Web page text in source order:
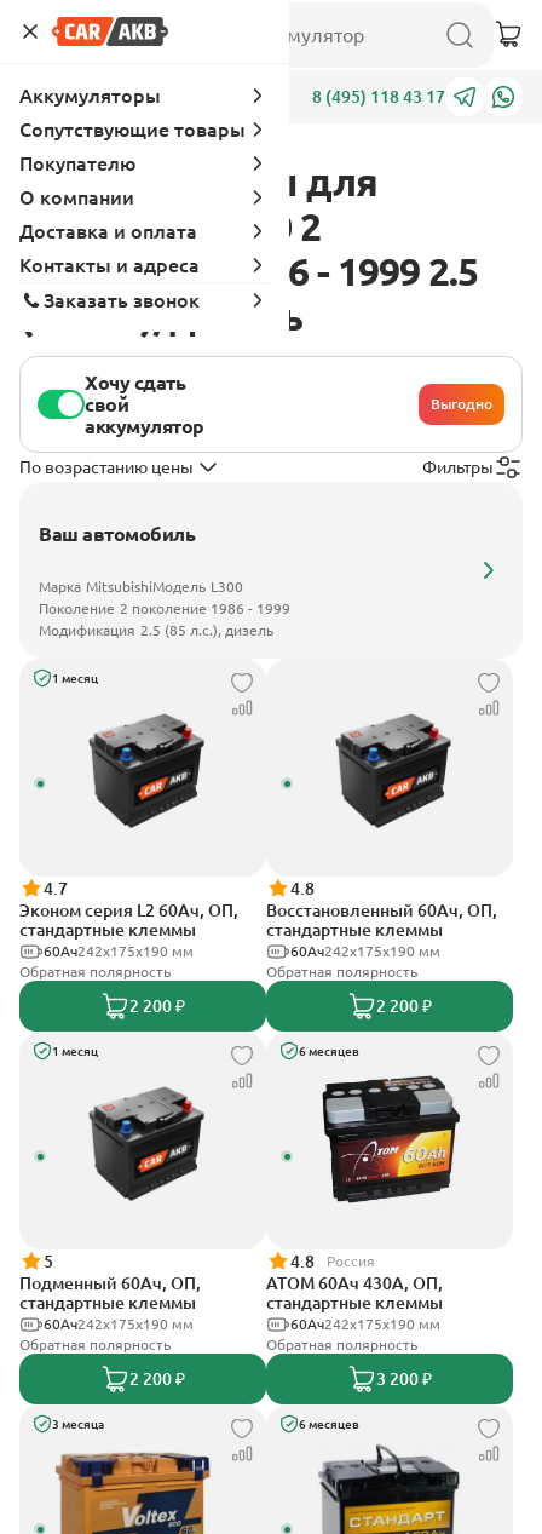
Адреса 8 (495) 118 43 17
Аккумуляторы для
Mitsubishi L300 2
поколение 1986 - 1999 2.5
(85 л.с.), дизель
Хочу сдать
свой
аккумулятор
Выгодно
По возрастанию цены Фильтры
Ваш автомобиль
Марка MitsubishiМодель L300
Поколение 2 поколение 1986 - 1999
Модификация 2.5 (85 л.с.), дизель
1 месяц
4.7
Эконом серия L2 60Ач, ОП,
стандартные клеммы
242х175х190 мм
60Ач
Обратная полярность
2 200 ₽
4.8
Восстановленный 60Ач, ОП,
стандартные клеммы
242х175х190 мм
60Ач
Обратная полярность
2 200 ₽
1 месяц
5
Подменный 60Ач, ОП,
стандартные клеммы
242х175х190 мм
60Ач
Обратная полярность
2 200 ₽
6 месяцев
4.8 Россия
АТОМ 60Ач 430А, ОП,
стандартные клеммы
242х175х190 мм
60Ач
Обратная полярность
3 200 ₽
3 месяца 6 месяцев
Аккумуляторы
Сопутствующие товары
Покупателю
О компании
Доставка и оплата
Контакты и адреса
Заказать звонок